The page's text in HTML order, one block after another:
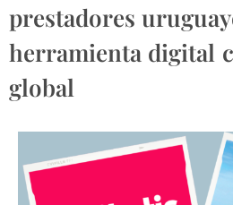
prestadores
herramienta digital
global